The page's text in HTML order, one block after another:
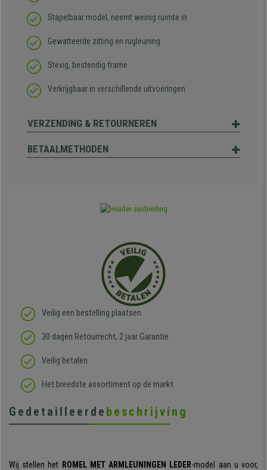
Stapelbaar model, neemt weinig ruimte in
Gewatteerde zitting en rugleuning
Stevig, bestendig frame
Verkrijgbaar in verschillende uitvoeringen
VERZENDING & RETOURNEREN
BETAALMETHODEN
Veilig een bestelling plaatsen
30 dagen Retourrecht, 2 jaar Garantie
Veilig betalen
Het breedste assortiment op de markt
Gedetailleerde beschrijving
Wij stellen het ROMEL MET ARMLEUNINGEN LEDER-model aan u voor,